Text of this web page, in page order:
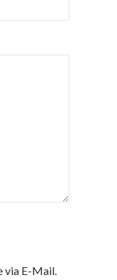
via E-Mail.